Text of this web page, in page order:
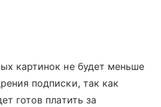
картинок не будет меньше
подписки, так как
готов платить за